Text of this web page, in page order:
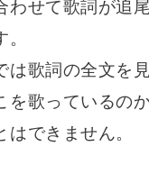
わせて歌詞が追
は歌詞の全文を
を歌っているの
はできません。